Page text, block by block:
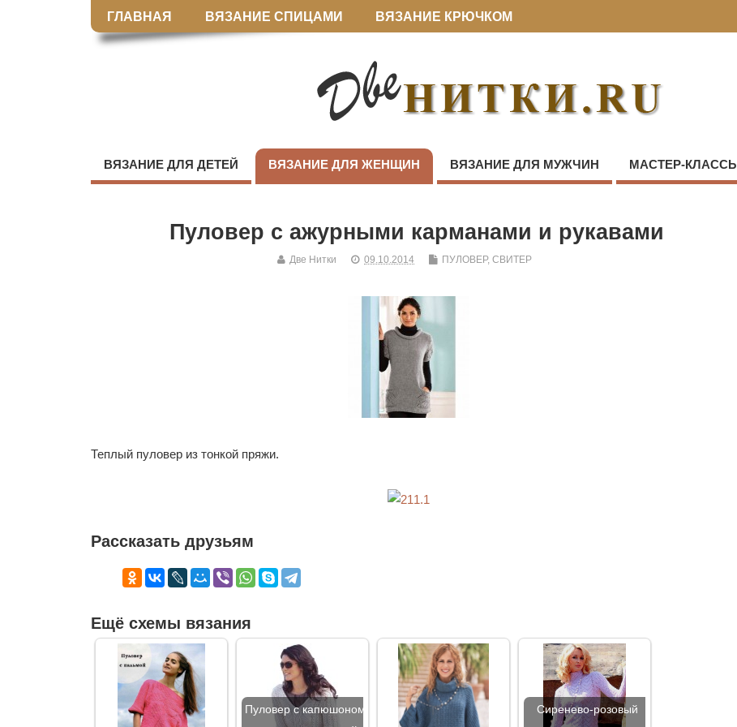
ГЛАВНАЯ ВЯЗАНИЕ СПИЦАМИ ВЯЗАНИЕ КРЮЧКОМ
ВЯЗАНИЕ ДЛЯ ДЕТЕЙ ВЯЗАНИЕ ДЛЯ ЖЕНЩИН ВЯЗАНИЕ ДЛЯ МУЖЧИН МАСТЕР-КЛАССЫ
Пуловер с ажурными карманами и рукавами
Две Нитки 09.10.2014 ПУЛОВЕР, СВИТЕР
Теплый пуловер из тонкой пряжи.
Рассказать друзьям
Ещё схемы вязания
Пуловер с капюшоном
Сиренево-розовый